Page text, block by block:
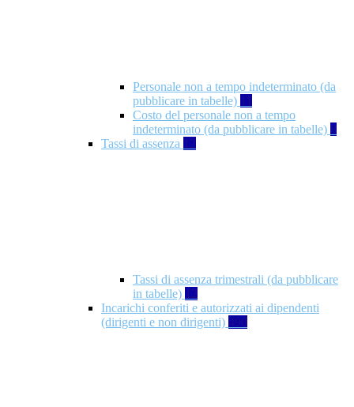
Personale non a tempo indeterminato (da
pubblicare in tabelle) 11
Costo del personale non a tempo
indeterminato (da pubblicare in tabelle) 8
Tassi di assenza 12
Tassi di assenza trimestrali (da pubblicare
in tabelle) 12
Incarichi conferiti e autorizzati ai dipendenti
(dirigenti e non dirigenti) 490